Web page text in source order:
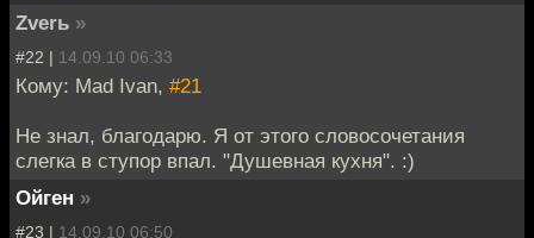
Zverь »
#22 | 14.09.10 06:33
Кому: Mad Ivan, #21
Не знал, благодарю. Я от этого словосочетания
слегка в ступор впал. "Душевная кухня". :)
Ойген »
#23 | 14.09.10 06:50